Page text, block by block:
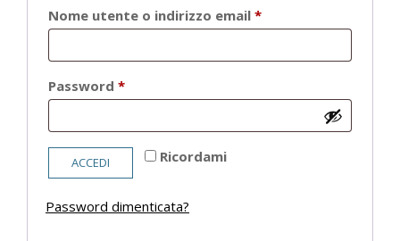
Nome utente o indirizzo email *Richiesto
Password *Richiesto
Ricordami
ACCEDI
Password dimenticata?